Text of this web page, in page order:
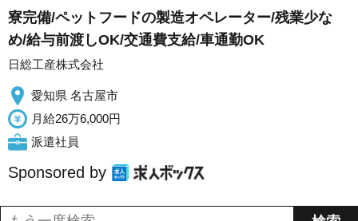
寮完備/ペットフードの製造オペレーター/残業少な
め/給与前渡しOK/交通費支給/車通勤OK
日総工産株式会社
愛知県 名古屋市
月給26万6,000円
派遣社員
Sponsored by